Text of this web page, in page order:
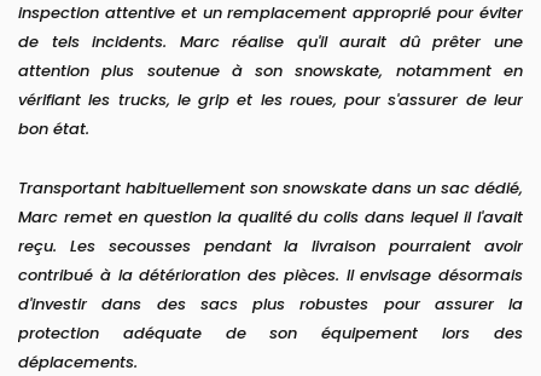
inspection attentive et un remplacement approprié pour éviter
de tels incidents. Marc réalise qu'il aurait dû prêter une
attention plus soutenue à son snowskate, notamment en
vérifiant les trucks, le grip et les roues, pour s'assurer de leur
bon état.
Transportant habituellement son snowskate dans un sac dédié,
Marc remet en question la qualité du colis dans lequel il l'avait
reçu. Les secousses pendant la livraison pourraient avoir
contribué à la détérioration des pièces. Il envisage désormais
d'investir dans des sacs plus robustes pour assurer la
protection adéquate de son équipement lors des
déplacements.